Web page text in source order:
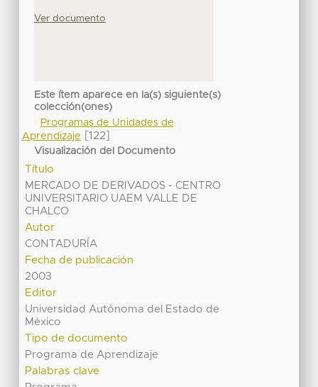
Ver documento
Este ítem aparece en la(s) siguiente(s)
colección(ones)
Programas de Unidades de
Aprendizaje
[122]
Visualización del Documento
Título
MERCADO DE DERIVADOS - CENTRO
UNIVERSITARIO UAEM VALLE DE
CHALCO
Autor
CONTADURÍA
Fecha de publicación
2003
Editor
Universidad Autónoma del Estado de
México
Tipo de documento
Programa de Aprendizaje
Palabras clave